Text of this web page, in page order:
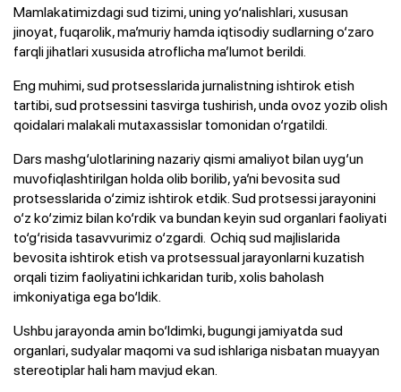
Mamlakatimizdagi sud tizimi, uning yo‘nalishlari, xususan
jinoyat, fuqarolik, ma’muriy hamda iqtisodiy sudlarning o‘zaro
farqli jihatlari xususida atroflicha ma’lumot berildi.
Eng muhimi, sud protsesslarida jurnalistning ishtirok etish
tartibi, sud protsessini tasvirga tushirish, unda ovoz yozib olish
qoidalari malakali mutaxassislar tomonidan o‘rgatildi.
Dars mashg‘ulotlarining nazariy qismi amaliyot bilan uyg‘un
muvofiqlashtirilgan holda olib borilib, ya’ni bevosita sud
protsesslarida o‘zimiz ishtirok etdik. Sud protsessi jarayonini
o‘z ko‘zimiz bilan ko‘rdik va bundan keyin sud organlari faoliyati
to‘g‘risida tasavvurimiz o‘zgardi. Ochiq sud majlislarida
bevosita ishtirok etish va protsessual jarayonlarni kuzatish
orqali tizim faoliyatini ichkaridan turib, xolis baholash
imkoniyatiga ega bo‘ldik.
Ushbu jarayonda amin bo‘ldimki, bugungi jamiyatda sud
organlari, sudyalar maqomi va sud ishlariga nisbatan muayyan
stereotiplar hali ham mavjud ekan.